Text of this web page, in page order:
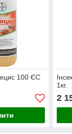
100 ЄС
1кг.
2